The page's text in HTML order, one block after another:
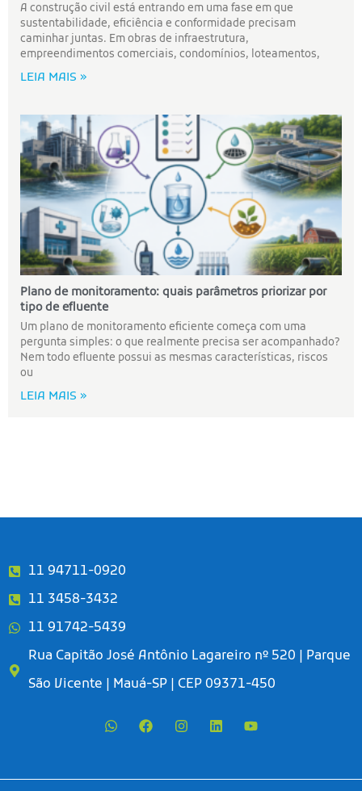
A construção civil está entrando em uma fase em que
sustentabilidade, eficiência e conformidade precisam
caminhar juntas. Em obras de infraestrutura,
empreendimentos comerciais, condomínios, loteamentos,
LEIA MAIS »
Plano de monitoramento: quais parâmetros priorizar por
tipo de efluente
Um plano de monitoramento eficiente começa com uma
pergunta simples: o que realmente precisa ser acompanhado?
Nem todo efluente possui as mesmas características, riscos
ou
LEIA MAIS »
11 94711-0920
11 3458-3432
11 91742-5439
Rua Capitão José Antônio Lagareiro nº 520 | Parque
São Vicente | Mauá-SP | CEP 09371-450